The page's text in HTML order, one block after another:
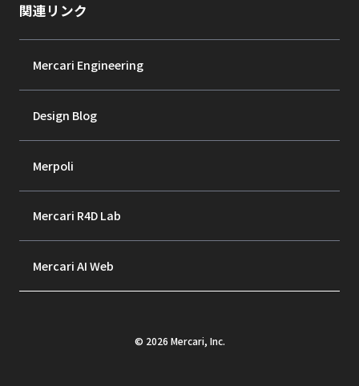
関連リンク
Mercari Engineering
Design Blog
Merpoli
Mercari R4D Lab
Mercari AI Web
© 2026 Mercari, Inc.